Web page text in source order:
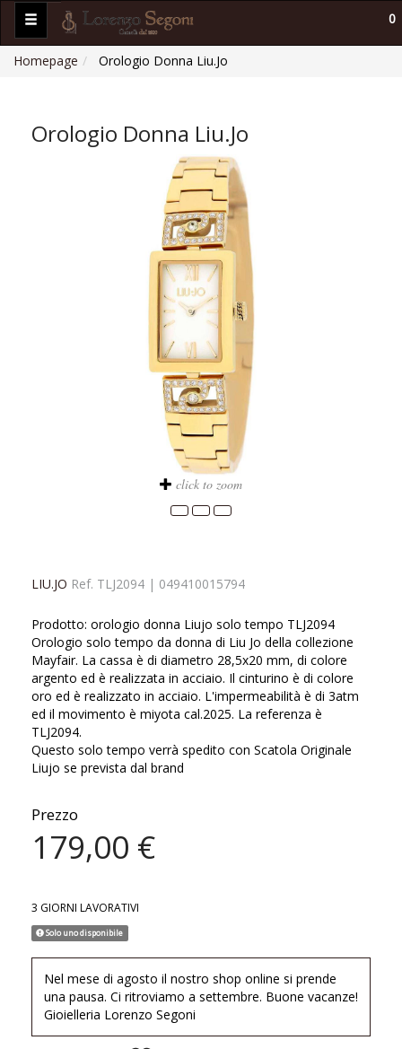
0
Homepage Orologio Donna Liu.Jo
Orologio Donna Liu.Jo
click to zoom
LIU.JO Ref. TLJ2094 | 049410015794
Prodotto: orologio donna Liujo solo tempo TLJ2094
Orologio solo tempo da donna di Liu Jo della collezione
Mayfair. La cassa è di diametro 28,5x20 mm, di colore
argento ed è realizzata in acciaio. Il cinturino è di colore
oro ed è realizzato in acciaio. L'impermeabilità è di 3atm
ed il movimento è miyota cal.2025. La referenza è
TLJ2094.
Questo solo tempo verrà spedito con Scatola Originale
Liujo se prevista dal brand
Prezzo
179,00 €
3 GIORNI LAVORATIVI
Solo uno disponibile
Nel mese di agosto il nostro shop online si prende
una pausa. Ci ritroviamo a settembre. Buone vacanze!
Gioielleria Lorenzo Segoni